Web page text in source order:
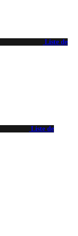
Liste de
Liste de